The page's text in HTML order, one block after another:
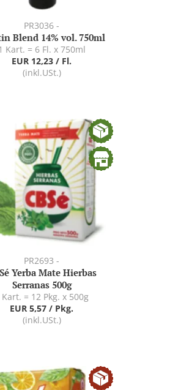
PR3036 -
Blend 14% vol. 750ml
Kart. = 6 Fl. x 750ml
EUR 12,23 / Fl.
(inkl.USt.)
PR2693 -
Yerba Mate Hierbas
Serranas 500g
Kart. = 12 Pkg. x 500g
EUR 5,57 / Pkg.
(inkl.USt.)